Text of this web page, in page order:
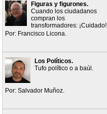
Figuras y figurones.
Cuando los ciudadanos
compran los
transformadores: ¡Cuidado!
Por: Francisco Licona.
Los Políticos.
Tufo político o a baúl.
Por: Salvador Muñoz.